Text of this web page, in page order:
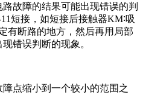
故障的结果可能出现错误的判
短接，如短接后接触器KM∶吸
有断路的地方，然后再用局部
错误判断的现象。
点缩小到一个较小的范围之